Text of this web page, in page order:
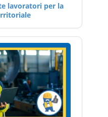
lavoratori per la